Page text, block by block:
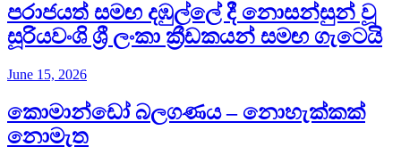
පරාජයත් සමඟ දඹුල්ලේ දී නොසන්සුන් වූ
සූරියවංශි ශ්‍රී ලංකා ක්‍රීඩකයන් සමඟ ගැටෙයි
June 15, 2026
කොමාන්ඩෝ බලගණය – නොහැක්කක්
නොමැත​